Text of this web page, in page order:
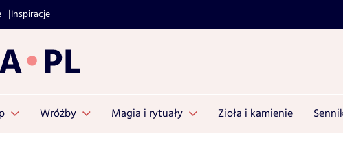
Inspiracje
Wróżby Magia i rytuały Zioła i kamienie